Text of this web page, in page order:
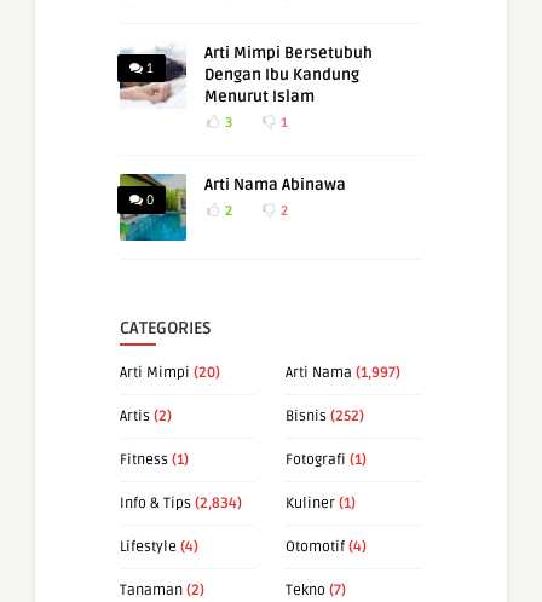
1
Arti Mimpi Bersetubuh
Dengan Ibu Kandung
Menurut Islam
3 1
0
Arti Nama Abinawa
2 2
CATEGORIES
Arti Mimpi (20) Arti Nama (1,997)
Artis (2) Bisnis (252)
Fitness (1) Fotografi (1)
Info & Tips (2,834) Kuliner (1)
Lifestyle (4) Otomotif (4)
Tanaman (2) Tekno (7)